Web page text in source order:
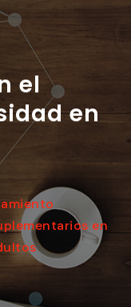
el
en
en